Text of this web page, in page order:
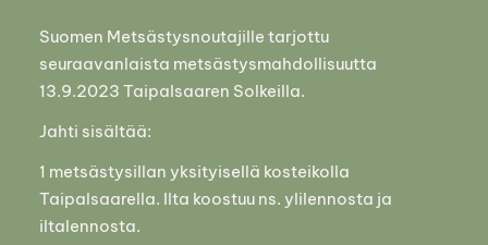
Suomen Metsästysnoutajille tarjottu
seuraavanlaista metsästysmahdollisuutta
13.9.2023 Taipalsaaren Solkeilla.
Jahti sisältää:
1 metsästysillan yksityisellä kosteikolla
Taipalsaarella. Ilta koostuu ns. ylilennosta ja
iltalennosta.